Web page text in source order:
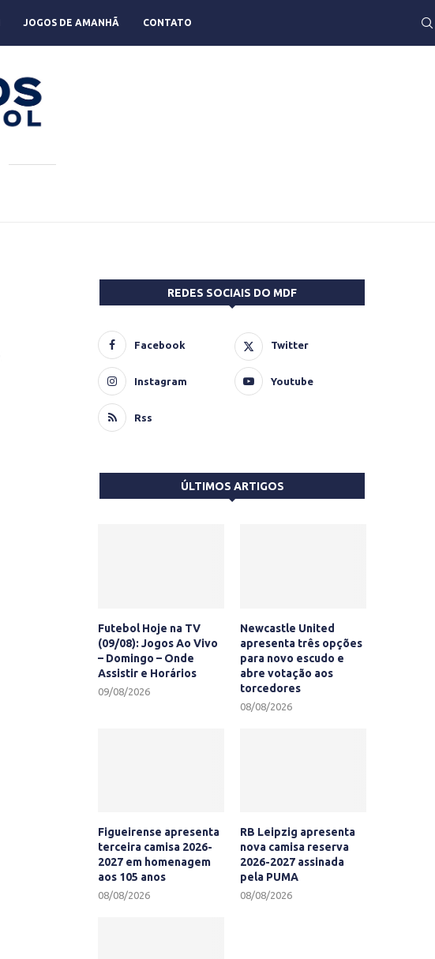
JOGOS DE AMANHÃ CONTATO
REDES SOCIAIS DO MDF
Facebook Twitter
Instagram Youtube
Rss
ÚLTIMOS ARTIGOS
Futebol Hoje na TV
(09/08): Jogos Ao Vivo
– Domingo – Onde
Assistir e Horários
09/08/2026
Newcastle United
apresenta três opções
para novo escudo e
abre votação aos
torcedores
08/08/2026
Figueirense apresenta
terceira camisa 2026-
2027 em homenagem
aos 105 anos
08/08/2026
RB Leipzig apresenta
nova camisa reserva
2026-2027 assinada
pela PUMA
08/08/2026